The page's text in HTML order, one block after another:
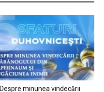
Despre minunea vindecării